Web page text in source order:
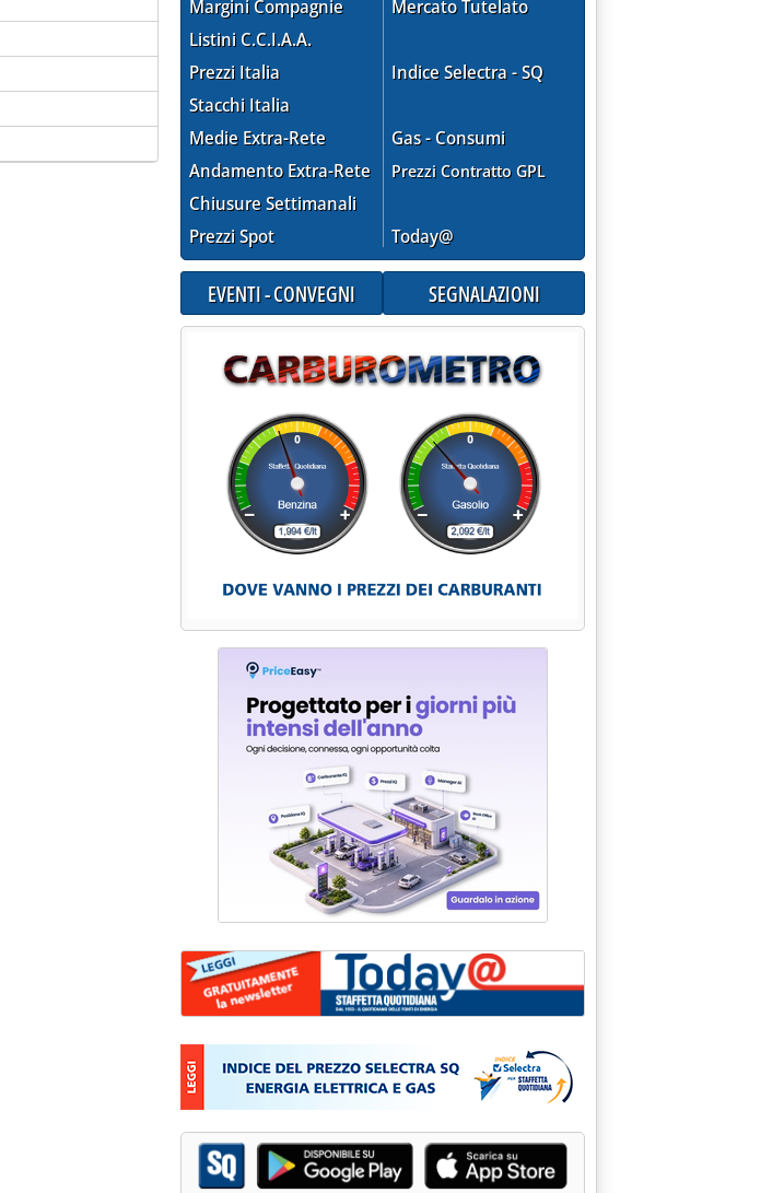
Margini Compagnie
Listini C.C.I.A.A.
Prezzi Italia
Stacchi Italia
Medie Extra-Rete
Andamento Extra-Rete
Chiusure Settimanali
Prezzi Spot
Mercato Tutelato
Indice Selectra - SQ
Gas - Consumi
Prezzi Contratto GPL
Today@
EVENTI - CONVEGNI SEGNALAZIONI